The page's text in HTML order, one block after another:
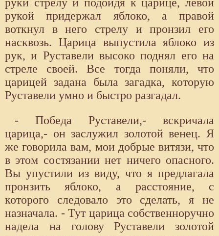
рукой придержал яблоко, а правой
воткнул в него стрелу и пронзил его
насквозь. Царица выпустила яблоко из
рук, и Руставели высоко поднял его на
стреле своей. Все тогда поняли, что
царицей задана была загадка, которую
Руставели умно и быстро разгадал.
- Победа Руставели,- вскричала
царица,- он заслужил золотой венец. Я
же говорила вам, мои добрые витязи, что
в этом состязании нет ничего опасного.
Вы упустили из виду, что я предлагала
пронзить яблоко, а расстояние, с
которого следовало это сделать, я не
назначала. - Тут царица собственноручно
надела на голову Руставели золотой